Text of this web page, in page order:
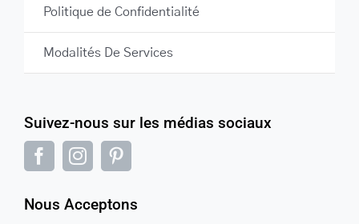
Suivez-nous sur les médias sociaux
Nous Acceptons
Politique de Confidentialité
Modalités De Services